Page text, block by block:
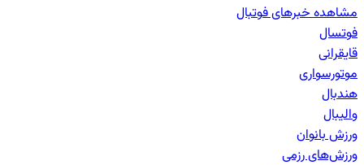
مشاهده خبرهایفوتبال
فوتسال
قایقرانی
موتورسواری
هندبال
والیبال
ورزش بانوان
ورزش‌های رزمی